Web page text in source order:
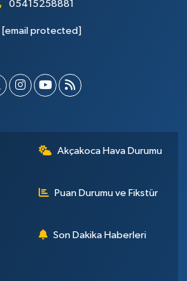
05415258881
[email protected]
Akçakoca Hava Durumu
Puan Durumu ve Fikstür
Son Dakika Haberleri